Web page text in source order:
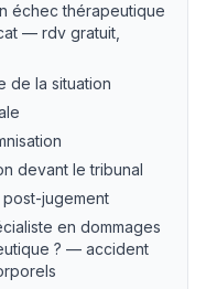
échec thérapeutique
— rdv gratuit,
de la situation
devant le tribunal
post-jugement
en dommages
? — accident